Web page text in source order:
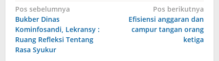
Navigasi
pos
Pos sebelumnya
Bukber Dinas
Kominfosandi, Lekransy :
Ruang Refleksi Tentang
Rasa Syukur
Pos berikutnya
Efisiensi anggaran dan
campur tangan orang
ketiga